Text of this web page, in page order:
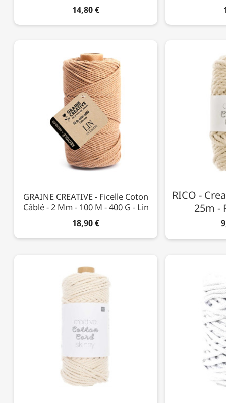
14,80 €
GRAINE CREATIVE - Ficelle Coton
Câblé - 2 Mm - 100 M - 400 G - Lin
18,90 €
RICO -
25m -